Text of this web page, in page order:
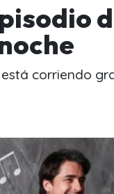
corriendo